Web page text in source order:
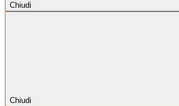
Chiudi
Chiudi